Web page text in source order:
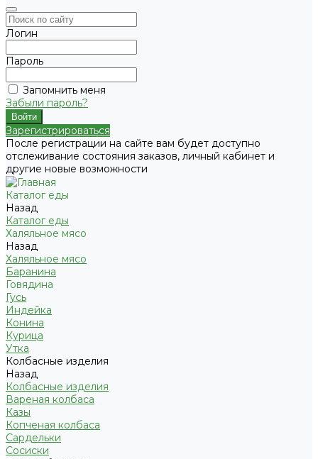
Логин
Пароль
Запомнить меня
Забыли пароль?
Зарегистрироваться
После регистрации на сайте вам будет доступно
отслеживание состояния заказов, личный кабинет и
другие новые возможности
Каталог еды
Назад
Каталог еды
Халяльное мясо
Назад
Халяльное мясо
Баранина
Говядина
Гусь
Индейка
Конина
Курица
Утка
Колбасные изделия
Назад
Колбасные изделия
Вареная колбаса
Казы
Копченая колбаса
Сардельки
Сосиски